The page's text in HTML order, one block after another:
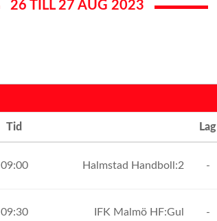
26 TILL 27 AUG 2023
Tid Lag
09:00 Halmstad Handboll:2 -
09:30 IFK Malmö HF:Gul -